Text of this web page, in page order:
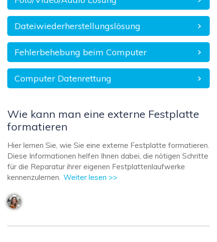
Dateiwiederherstellungslösung
Fehlerbehebung beim Computer
Computer Datenrettung
Wie kann man eine externe Festplatte
formatieren
Hier lernen Sie, wie Sie eine externe Festplatte formatieren.
Diese Informationen helfen Ihnen dabei, die nötigen Schritte
für die Reparatur ihrer eigenen Festplattenlaufwerke
kennenzulernen. Weiter lesen >>